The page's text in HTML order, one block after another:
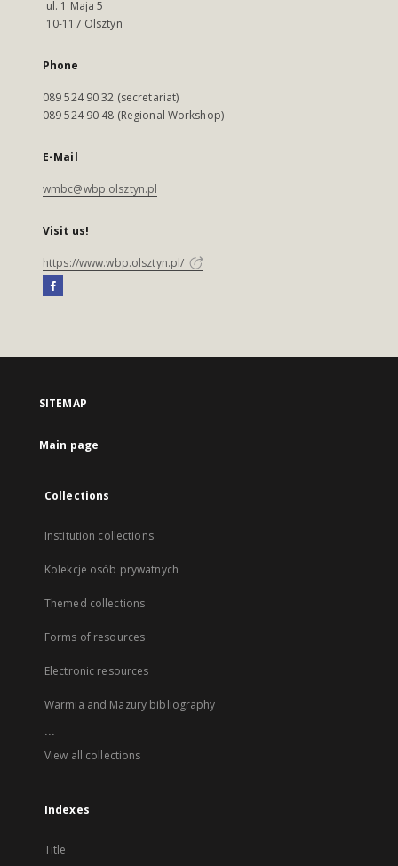
ul. 1 Maja 5
10-117 Olsztyn
Phone
089 524 90 32 (secretariat)
089 524 90 48 (Regional Workshop)
E-Mail
wmbc@wbp.olsztyn.pl
Visit us!
https://www.wbp.olsztyn.pl/
SITEMAP
Main page
Collections
Institution collections
Kolekcje osób prywatnych
Themed collections
Forms of resources
Electronic resources
Warmia and Mazury bibliography
...
View all collections
Indexes
Title